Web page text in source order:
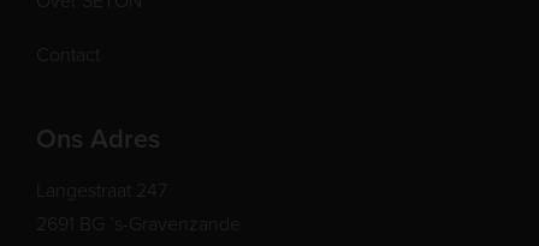
Contact
Ons Adres
Langestraat 247
2691 BG ’s-Gravenzande